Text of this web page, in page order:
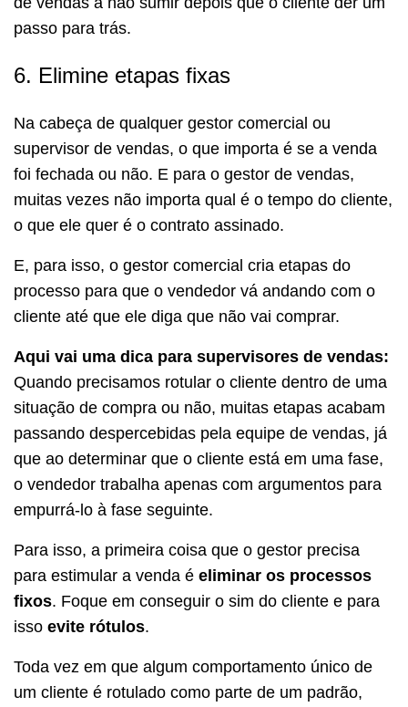
passo para trás.
6. Elimine etapas fixas
Na cabeça de qualquer gestor comercial ou
supervisor de vendas, o que importa é se a venda
foi fechada ou não. E para o gestor de vendas,
muitas vezes não importa qual é o tempo do cliente,
o que ele quer é o contrato assinado.
E, para isso, o gestor comercial cria etapas do
processo para que o vendedor vá andando com o
cliente até que ele diga que não vai comprar.
Aqui vai uma dica para supervisores de vendas:
Quando precisamos rotular o cliente dentro de uma
situação de compra ou não, muitas etapas acabam
passando despercebidas pela equipe de vendas, já
que ao determinar que o cliente está em uma fase,
o vendedor trabalha apenas com argumentos para
empurrá-lo à fase seguinte.
Para isso, a primeira coisa que o gestor precisa
para estimular a venda é eliminar os processos
fixos. Foque em conseguir o sim do cliente e para
isso evite rótulos.
Toda vez em que algum comportamento único de
um cliente é rotulado como parte de um padrão,